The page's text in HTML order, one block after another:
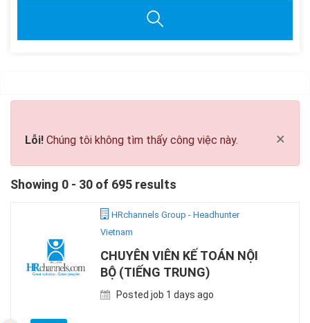
×
Lỗi! Chúng tôi không tìm thấy công việc này.
Showing 0 - 30 of 695 results
HRchannels Group - Headhunter
Vietnam
CHUYÊN VIÊN KẾ TOÁN NỘI
BỘ (TIẾNG TRUNG)
Posted job 1 days ago